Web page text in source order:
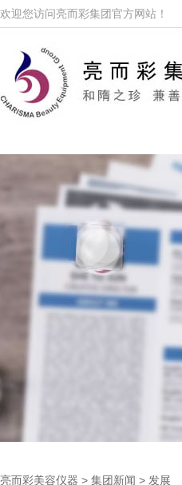
欢迎您访问亮而彩集团官方网站！
亮而彩美容仪器 > 集团新闻 > 发展